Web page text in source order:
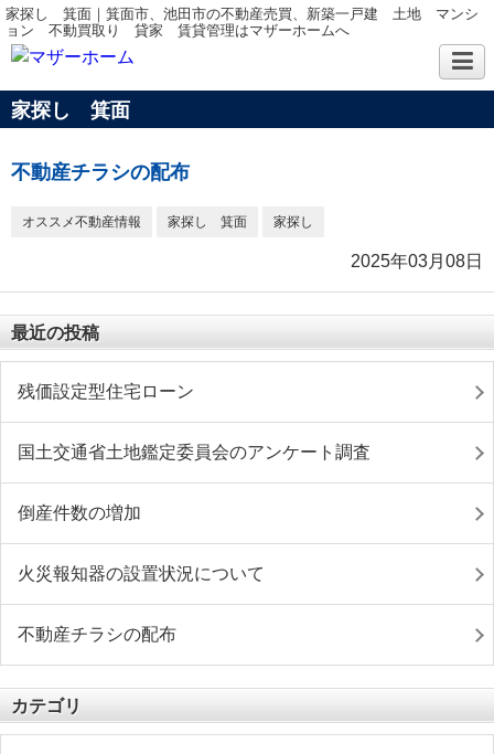
家探し 箕面｜箕面市、池田市の不動産売買、新築一戸建 土地 マンシ
ョン 不動買取り 貸家 賃貸管理はマザーホームへ
家探し 箕面
不動産チラシの配布
オススメ不動産情報 家探し 箕面 家探し
2025年03月08日
最近の投稿
残価設定型住宅ローン
国土交通省土地鑑定委員会のアンケート調査
倒産件数の増加
火災報知器の設置状況について
不動産チラシの配布
カテゴリ